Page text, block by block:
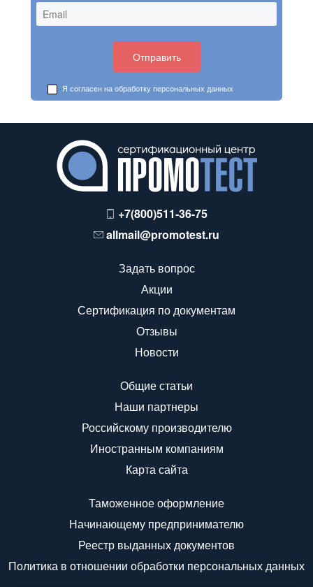
Я согласен на обработкуперсональных данных
+7(800)511-36-75
allmail@promotest.ru
Задать вопрос
Акции
Сертификация по документам
Отзывы
Новости
Общие статьи
Наши партнеры
Российскому производителю
Иностранным компаниям
Карта сайта
Таможенное оформление
Начинающему предпринимателю
Реестр выданных документов
Политика в отношении обработки персональных данных